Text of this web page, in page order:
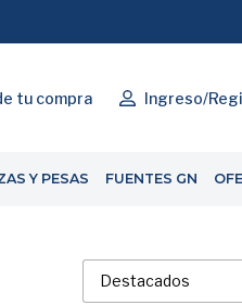
tu compra Ingreso/
Y PESAS FUENTES GN